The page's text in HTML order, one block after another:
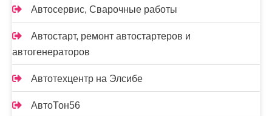
Автосервис, Сварочные работы
Автостарт, ремонт автостартеров и
автогенераторов
Автотехцентр на Элсибе
АвтоТон56